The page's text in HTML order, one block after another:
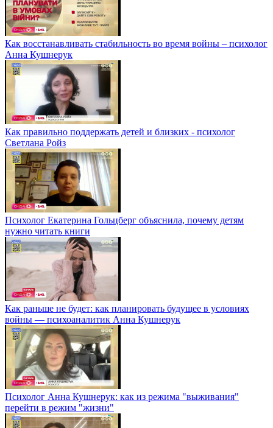
Как восстанавливать стабильность во время войны – психолог
Анна Кушнерук
Как правильно поддержать детей и близких - психолог
Светлана Ройз
Психолог Екатерина Гольцберг объяснила, почему детям
нужно читать книги
Как раньше не будет: как планировать будущее в условиях
войны — психоаналитик Анна Кушнерук
Психолог Анна Кушнерук: как из режима "выживания"
перейти в режим "жизни"